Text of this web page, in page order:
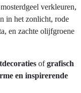
verkleuren,
in het zonlicht, rode
en zachte olijfgroene
ofgrafisch
en inspirerende